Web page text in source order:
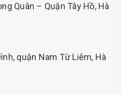
Quân – Quận Tây Hồ, Hà
quận Nam Từ Liêm, Hà